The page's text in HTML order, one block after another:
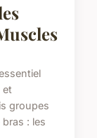
et
groupes
: les